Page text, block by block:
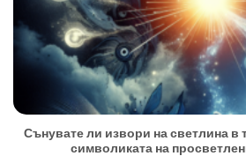
Сънувате ли извори на светлина в
символиката на